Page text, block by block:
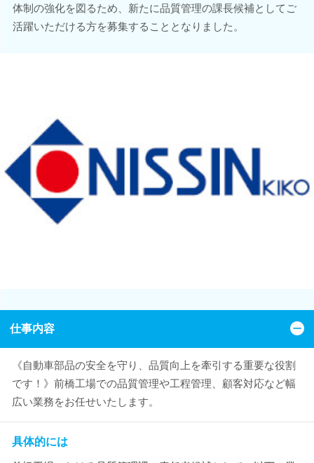
体制の強化を図るため、新たに品質管理の課長候補としてご
活躍いただける方を募集することとなりました。
仕事内容
《自動車部品の安全を守り、品質向上を牽引する重要な役割
です！》前橋工場での品質管理や工程管理、顧客対応など幅
広い業務をお任せいたします。
具体的には